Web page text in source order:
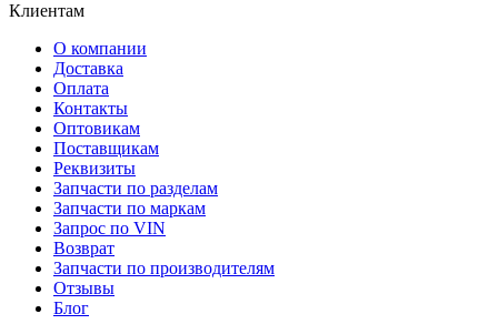
Клиентам
О компании
Доставка
Оплата
Контакты
Оптовикам
Поставщикам
Реквизиты
Запчасти по разделам
Запчасти по маркам
Запрос по VIN
Возврат
Запчасти по производителям
Отзывы
Блог